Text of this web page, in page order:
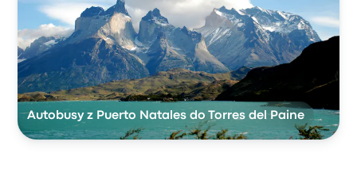
Autobusy z Puerto Natales do Torres del Paine